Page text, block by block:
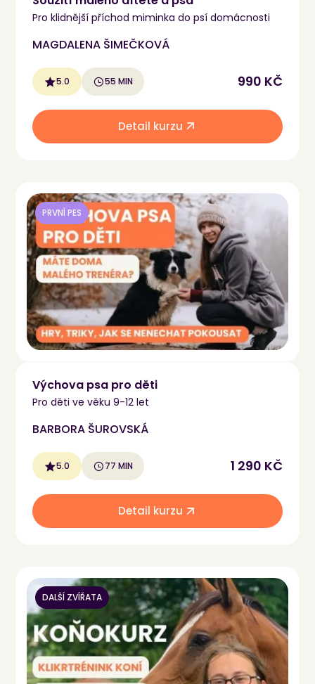
Pro klidnější příchod miminka do psí domácnosti
MAGDALENA ŠIMEČKOVÁ
5.0 55 MIN 990 KČ
Detail kurzu
PRVNÍ PES
Výchova psa pro děti
Pro děti ve věku 9-12 let
BARBORA ŠUROVSKÁ
5.0 77 MIN 1 290 KČ
Detail kurzu
DALŠÍ ZVÍŘATA